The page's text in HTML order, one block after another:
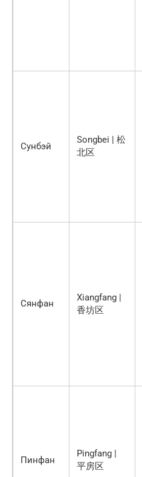
Сунбэй
Songbei | 松
北区
Сянфан
Xiangfang |
香坊区
Пинфан
Pingfang |
平房区